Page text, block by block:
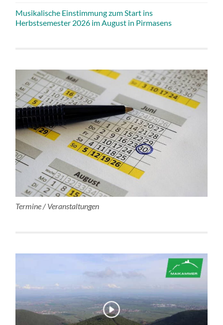
Musikalische Einstimmung zum Start ins
Herbstsemester 2026 im August in Pirmasens
Termine / Veranstaltungen